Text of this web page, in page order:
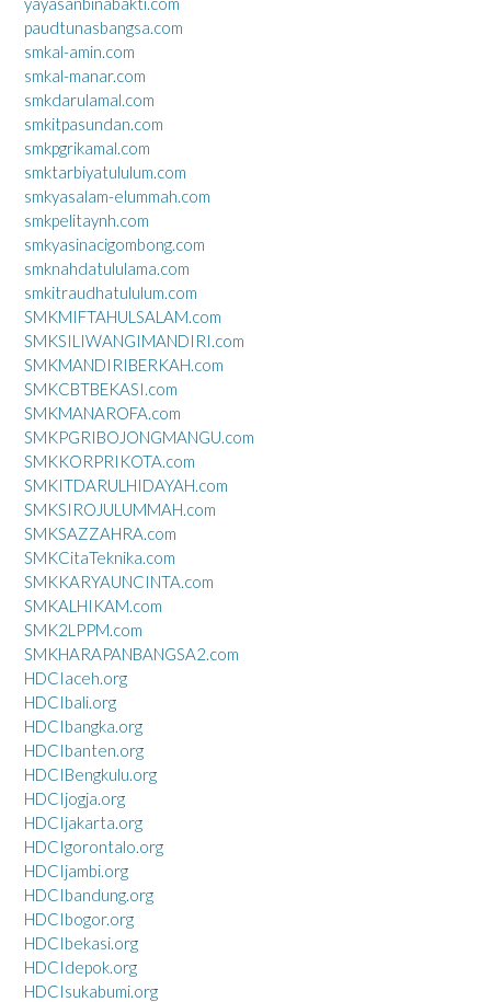
paudtunasbangsa.com
smkal-amin.com
smkal-manar.com
smkdarulamal.com
smkitpasundan.com
smkpgrikamal.com
smktarbiyatululum.com
smkyasalam-elummah.com
smkpelitaynh.com
smkyasinacigombong.com
smknahdatululama.com
smkitraudhatululum.com
SMKMIFTAHULSALAM.com
SMKSILIWANGIMANDIRI.com
SMKMANDIRIBERKAH.com
SMKCBTBEKASI.com
SMKMANAROFA.com
SMKPGRIBOJONGMANGU.com
SMKKORPRIKOTA.com
SMKITDARULHIDAYAH.com
SMKSIROJULUMMAH.com
SMKSAZZAHRA.com
SMKCitaTeknika.com
SMKKARYAUNCINTA.com
SMKALHIKAM.com
SMK2LPPM.com
SMKHARAPANBANGSA2.com
HDCIaceh.org
HDCIbali.org
HDCIbangka.org
HDCIbanten.org
HDCIBengkulu.org
HDCIjogja.org
HDCIjakarta.org
HDCIgorontalo.org
HDCIjambi.org
HDCIbandung.org
HDCIbogor.org
HDCIbekasi.org
HDCIdepok.org
HDCIsukabumi.org